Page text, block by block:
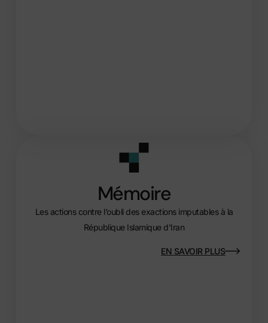
Mémoire
Les actions contre l’oubli des exactions imputables à la
République Islamique d’Iran
EN SAVOIR PLUS